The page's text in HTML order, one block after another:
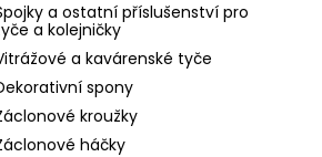
a ostatní příslušenství pro
a kolejničky
a kavárenské tyče
spony
kroužky
háčky